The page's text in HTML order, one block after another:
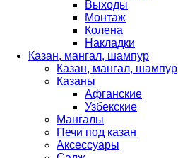
Выходы
Монтаж
Колена
Накладки
Казан, мангал, шампур
Казан, мангал, шампур
Казаны
Афганские
Узбекские
Мангалы
Печи под казан
Аксессуары